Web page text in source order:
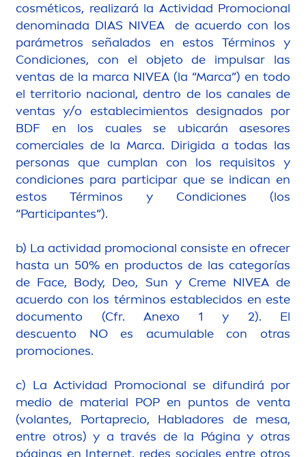
cosméticos, realizará la Actividad Promocional
denominada DIAS NIVEAde acuerdo con los
parámetros señalados en estos Términos y
Condiciones, con el objeto de impulsar las
ventas de la marca NIVEA (la “Marca”) en todo
el territorio nacional, dentro de los canales de
ventas y/o establecimientos designados por
BDF en los cuales se ubicarán asesores
comerciales de la Marca. Dirigida a todas las
personas que cumplan con los requisitos y
condiciones para participar que se indican en
estos Términos y Condiciones (los
“Participantes”).
b) La actividad promocional consiste en ofrecer
hasta un 50% en productos de las categorías
de Face, Body, Deo, Sun y Creme NIVEAde
acuerdo con los términos establecidos en este
documento (Cfr. Anexo 1 y 2). El
descuento NO es acumulable con otras
promociones.
c) La Actividad Promocional se difundirá por
medio de material POP en puntos de venta
(volantes, Portaprecio, Habladores de mesa,
entre otros) y a través de la Página y otras
páginas en Internet, redes sociales entre otros